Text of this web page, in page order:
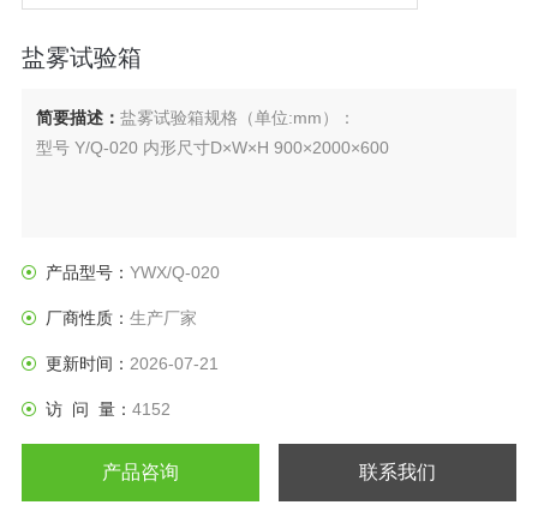
盐雾试验箱
简要描述： 盐雾试验箱规格（单位:mm）：
型号 Y/Q-020 内形尺寸D×W×H 900×2000×600
产品型号： YWX/Q-020
厂商性质： 生产厂家
更新时间： 2026-07-21
访 问 量： 4152
产品咨询 联系我们